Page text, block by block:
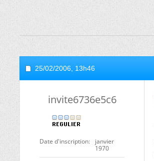
25/02/2006, 13h46
invite6736e5c6
Date d'inscription
janvier
1970